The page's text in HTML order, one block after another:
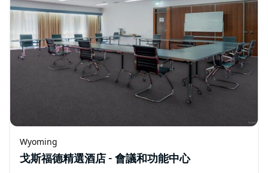
Wyoming
戈斯福德精選酒店 - 會議和功能中心